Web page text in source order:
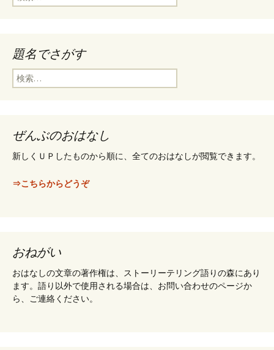
索
題名でさがす
検
索
ぜんぶのおはなし
新しくＵＰしたものから順に、全てのおはなしが閲覧できます。
⇒こちらからどうぞ
おねがい
おはなしの文章の著作権は、ストーリーテリング語りの森にあり
ます。語り以外で使用される場合は、お問い合わせのページか
ら、ご連絡ください。